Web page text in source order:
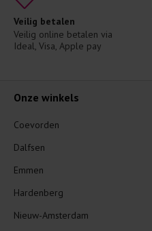
Veilig betalen
Veilig online betalen via
Ideal, Visa, Apple pay
Onze winkels
Coevorden
Dalfsen
Emmen
Hardenberg
Nieuw-Amsterdam